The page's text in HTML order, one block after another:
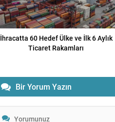
İhracatta 60 Hedef Ülke ve İlk 6 Aylık
Ticaret Rakamları
Bir Yorum Yazın